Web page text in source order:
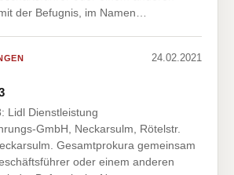
der Befugnis, im Namen…
24.02.2021
Lidl Dienstleistung
GmbH, Neckarsulm, Rötelstr.
Gesamtprokura gemeinsam
oder einem anderen